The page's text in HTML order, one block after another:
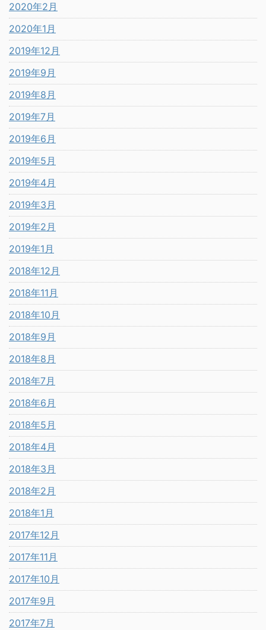
2020年2月
2020年1月
2019年12月
2019年9月
2019年8月
2019年7月
2019年6月
2019年5月
2019年4月
2019年3月
2019年2月
2019年1月
2018年12月
2018年11月
2018年10月
2018年9月
2018年8月
2018年7月
2018年6月
2018年5月
2018年4月
2018年3月
2018年2月
2018年1月
2017年12月
2017年11月
2017年10月
2017年9月
2017年7月